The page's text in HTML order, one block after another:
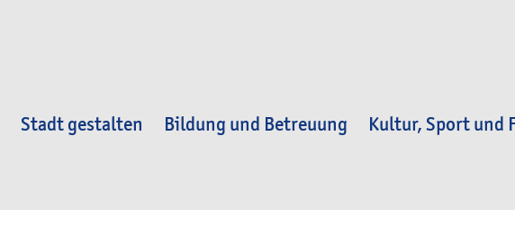
Stadt gestalten Bildung und Betreuung
Kultur, Sport und